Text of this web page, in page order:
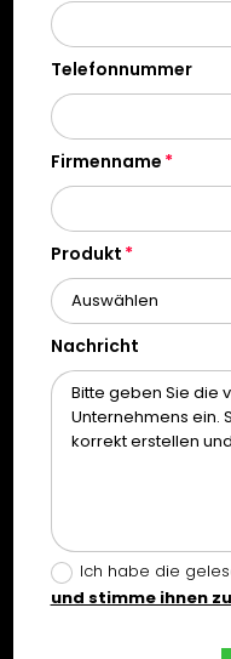
Telefonnummer
Firmenname
Produkt
Nachricht
Ich habe die
und stimme ihnen zu